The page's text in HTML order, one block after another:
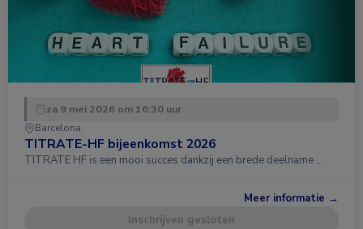
za 9 mei 2026 om 16:30 uur
Barcelona
TITRATE-HF bijeenkomst 2026
TITRATE HF is een mooi succes dankzij een brede deelname …
Meer informatie →
Inschrijven gesloten